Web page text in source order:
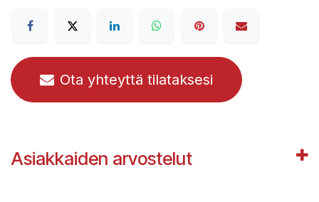
Ota yhteyttä tilataksesi
Asiakkaiden arvostelut